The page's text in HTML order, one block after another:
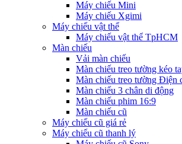
Máy chiếu Mini
Máy chiếu Xgimi
Máy chiếu vật thể
Máy chiếu vật thể TpHCM
Màn chiếu
Vải màn chiếu
Màn chiếu treo tường kéo
Màn chiếu treo tường Điện
Màn chiếu 3 chân di động
Màn chiếu phim 16:9
Màn chiếu cũ
Máy chiếu cũ giá rẻ
Máy chiếu cũ thanh lý